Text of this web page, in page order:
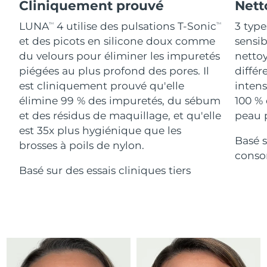
Cliniquement prouvé
LUNATM 4 utilise des pulsations T-SonicTM
et des picots en silicone doux comme
du velours pour éliminer les impuretés
piégées au plus profond des pores. Il
est cliniquement prouvé qu'elle
élimine 99 % des impuretés, du sébum
et des résidus de maquillage, et qu'elle
est 35x plus hygiénique que les
brosses à poils de nylon.
Basé sur des essais cliniques tiers
3
100
peau
Basé
For healthy hair
18% PAP
Acheter tout
FOREO APP
À PROPROS
Israël
Italie Livraison estimée 8/12/26
Japon Livraison estimée 8/15/26
Jersey Livraison estimée8/17/26
Kazakhstan Livraison estimée
8/12/26
Lituanie Livraison estimée8/12/26